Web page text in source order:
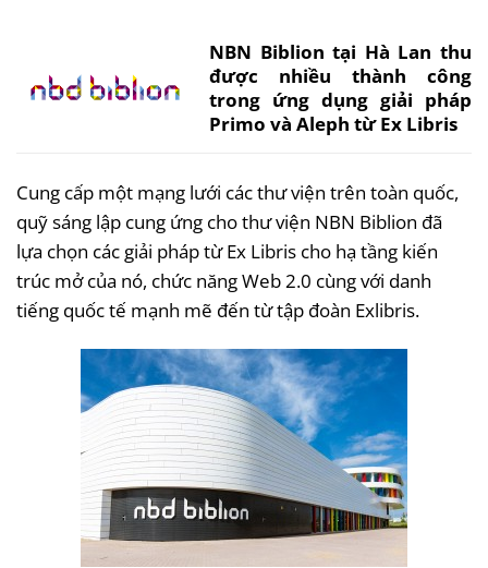
NBN Biblion tại Hà Lan thu
được nhiều thành công
trong ứng dụng giải pháp
Primo và Aleph từ Ex Libris
Cung cấp một mạng lưới các thư viện trên toàn quốc,
quỹ sáng lập cung ứng cho thư viện NBN Biblion đã
lựa chọn các giải pháp từ Ex Libris cho hạ tầng kiến
trúc mở của nó, chức năng Web 2.0 cùng với danh
tiếng quốc tế mạnh mẽ đến từ tập đoàn Exlibris.